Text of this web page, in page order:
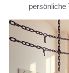
persönliche